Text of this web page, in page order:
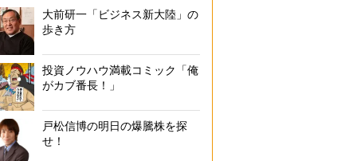
大前研一「ビジネス新大陸」の
歩き方
投資ノウハウ満載コミック「俺
がカブ番長！」
戸松信博の明日の爆騰株を探
せ！